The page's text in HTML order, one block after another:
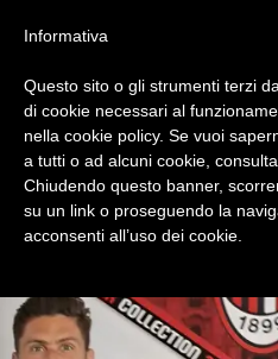
Home Partite Serie A Pagina 17
SERIE A
Cronaca diretta e opinioni su
Campionato di Calcio Serie A.
con Milan Night, la community
Informativa
Questo sito o gli strumenti terzi
di cookie necessari al
nella cookie policy. Se vuoi
a tutti o ad alcuni cookie,
Chiudendo questo banner,
su un link o proseguendo la
acconsenti all’uso dei cookie.